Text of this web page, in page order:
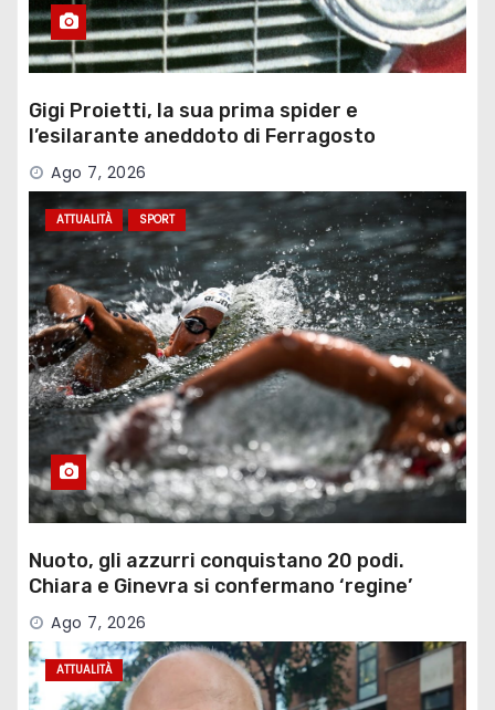
Gigi Proietti, la sua prima spider e
l’esilarante aneddoto di Ferragosto
Ago 7, 2026
ATTUALITÀ SPORT
Nuoto, gli azzurri conquistano 20 podi.
Chiara e Ginevra si confermano ‘regine’
Ago 7, 2026
ATTUALITÀ